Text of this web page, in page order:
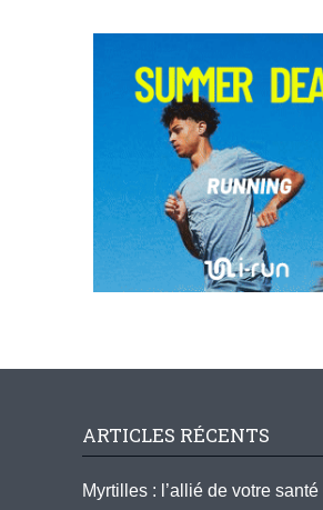
ARTICLES RÉCENTS
Myrtilles : l’allié de votre